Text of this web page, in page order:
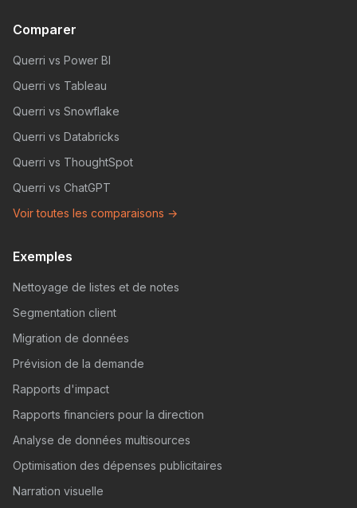
Comparer
Querri vs Power BI
Querri vs Tableau
Querri vs Snowflake
Querri vs Databricks
Querri vs ThoughtSpot
Querri vs ChatGPT
Voir toutes les comparaisons →
Exemples
Nettoyage de listes et de notes
Segmentation client
Migration de données
Prévision de la demande
Rapports d'impact
Rapports financiers pour la direction
Analyse de données multisources
Optimisation des dépenses publicitaires
Narration visuelle